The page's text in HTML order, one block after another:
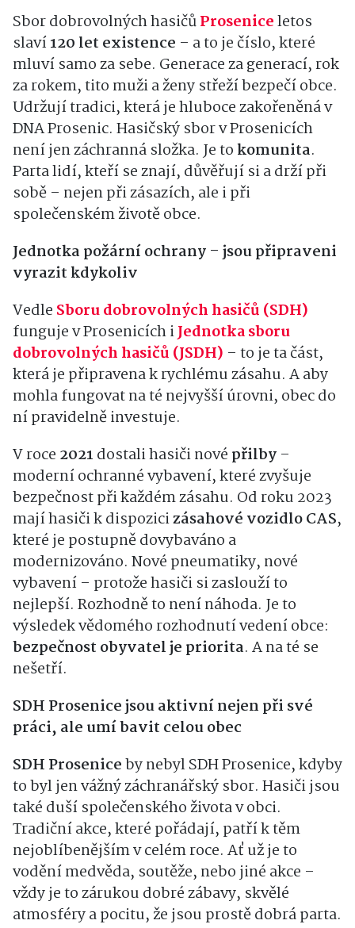
Sbor dobrovolných hasičůProseniceletos
slaví120 let existence – a to je číslo, které
mluví samo za sebe. Generace za generací, rok
za rokem, tito muži a ženy střeží bezpečí obce.
Udržují tradici, která je hluboce zakořeněná v
DNA Prosenic. Hasičský sbor v Prosenicích
není jen záchranná složka. Je tokomunita.
Parta lidí, kteří se znají, důvěřují si a drží při
sobě – nejen při zásazích, ale i při
společenském životě obce.
Jednotka požární ochrany – jsou připraveni
vyrazit kdykoliv
Vedle Sboru dobrovolných hasičů (SDH)
funguje v Prosenicích iJednotka sboru
dobrovolných hasičů (JSDH) – to je ta část,
která je připravena k rychlému zásahu. A aby
mohla fungovat na té nejvyšší úrovni, obec do
ní pravidelně investuje.
V roce 2021 dostali hasiči nové přilby –
moderní ochranné vybavení, které zvyšuje
bezpečnost při každém zásahu. Od roku 2023
mají hasiči k dispozicizásahové vozidlo CAS,
které je postupně dovybaváno a
modernizováno. Nové pneumatiky, nové
vybavení – protože hasiči si zaslouží to
nejlepší. Rozhodně to není náhoda. Je to
výsledek vědomého rozhodnutí vedení obce:
bezpečnost obyvatel je priorita. A na té se
nešetří.
SDH Prosenice jsou aktivní nejen při své
práci, ale umí bavit celou obec
SDH Proseniceby nebyl SDH Prosenice, kdyby
to byl jen vážný záchranářský sbor. Hasiči jsou
také duší společenského života v obci.
Tradiční akce, které pořádají, patří k těm
nejoblíbenějším v celém roce. Ať už je to
vodění medvěda, soutěže, nebo jiné akce –
vždy je to zárukou dobré zábavy, skvělé
atmosféry a pocitu, že jsou prostě dobrá parta.